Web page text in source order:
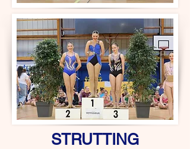
STRUTTING